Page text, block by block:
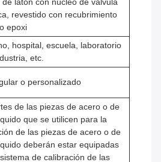
de latón con núcleo de válvula
revestido con recubrimiento
epoxi
hospital, escuela, laboratorio
etc.
o personalizado
de las piezas de acero o de
que se utilicen para la
de las piezas de acero o de
deberán estar equipadas
de calibración de las